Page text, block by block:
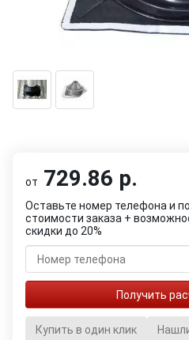
от 729.86 р.
Оставьте номер телефона и
стоимости заказа +
скидки до 20%
Купить в один клик